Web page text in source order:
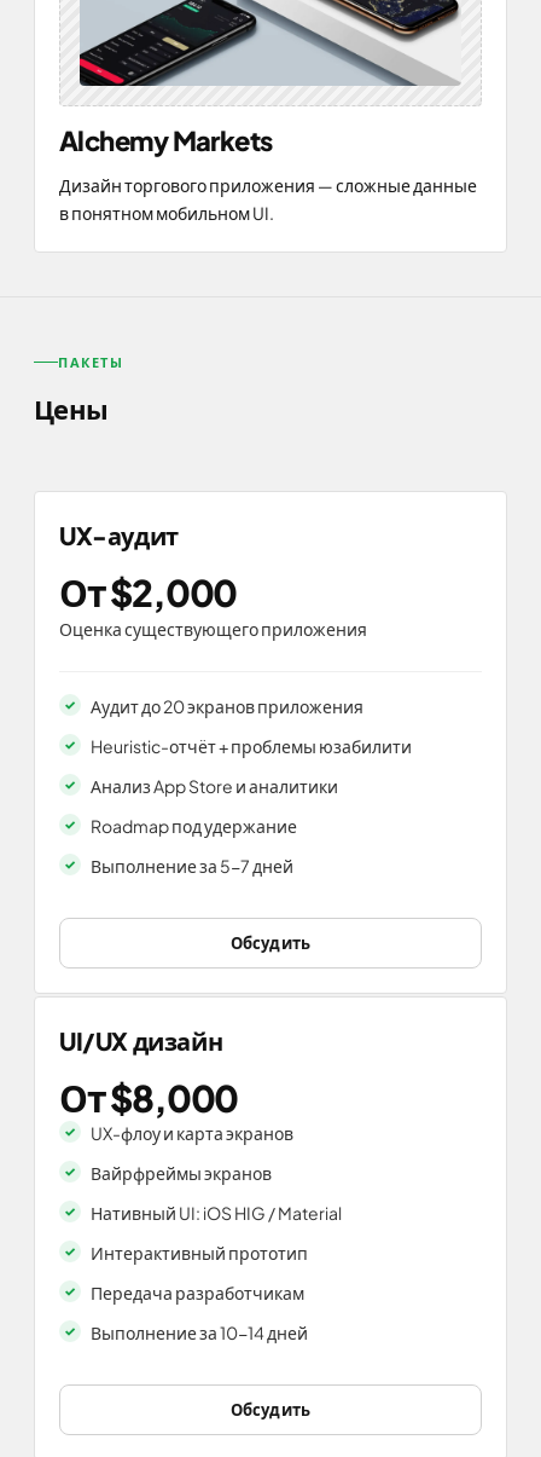
Alchemy Markets
Дизайн торгового приложения — сложные данные
в понятном мобильном UI.
ПАКЕТЫ
Цены
UX-аудит
От $2,000
Оценка существующего приложения
Аудит до 20 экранов приложения
Heuristic-отчёт + проблемы юзабилити
Анализ App Store и аналитики
Roadmap под удержание
Выполнение за 5-7 дней
Обсудить
UI/UX дизайн
От $8,000
UX-флоу и карта экранов
Вайрфреймы экранов
Нативный UI: iOS HIG / Material
Интерактивный прототип
Передача разработчикам
Выполнение за 10-14 дней
Обсудить